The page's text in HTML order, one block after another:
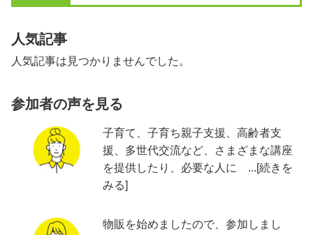
人気記事
人気記事は見つかりませんでした。
参加者の声を見る
子育て、子育ち親子支援、高齢者支
援、多世代交流など、さまざまな講座
を提供したり、必要な人に ...[続きを
みる]
物販を始めましたので、参加しまし